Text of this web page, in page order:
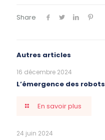
Share
Autres articles
16 décembre 2024
L’émergence des
En savoir plus
24 juin 2024